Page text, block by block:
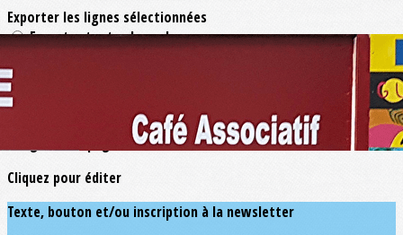
Exporter les lignes sélectionnées
Exporter toutes les colonnes
Menu
?>
Images de la page d'accueil
Cliquez pour éditer
Texte, bouton et/ou inscription à la newsletter